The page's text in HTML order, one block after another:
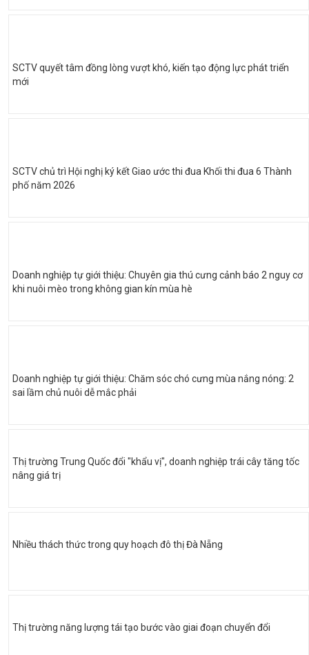
SCTV quyết tâm đồng lòng vượt khó, kiến tạo động lực phát triển
mới
SCTV chủ trì Hội nghị ký kết Giao ước thi đua Khối thi đua 6 Thành
phố năm 2026
Doanh nghiệp tự giới thiệu: Chuyên gia thú cưng cảnh báo 2 nguy cơ
khi nuôi mèo trong không gian kín mùa hè
Doanh nghiệp tự giới thiệu: Chăm sóc chó cưng mùa nắng nóng: 2
sai lầm chủ nuôi dễ mắc phải
Thị trường Trung Quốc đổi "khẩu vị", doanh nghiệp trái cây tăng tốc
nâng giá trị
Nhiều thách thức trong quy hoạch đô thị Đà Nẵng
Thị trường năng lượng tái tạo bước vào giai đoạn chuyển đổi